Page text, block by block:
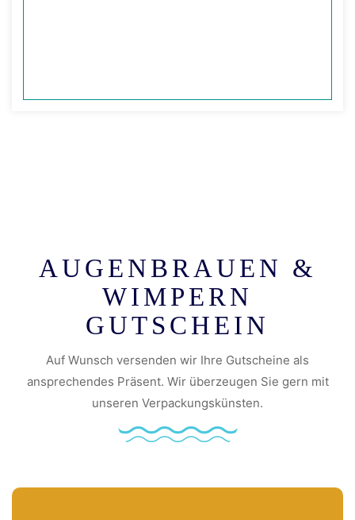
AUGENBRAUEN &
WIMPERN
GUTSCHEIN
Auf Wunsch versenden wir Ihre Gutscheine als
ansprechendes Präsent. Wir überzeugen Sie gern mit
unseren Verpackungskünsten.